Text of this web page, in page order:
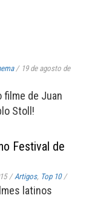
/ 19 de agosto de
filme de Juan
Stoll!
Festival de
/ Artigos, Top 10 /
latinos